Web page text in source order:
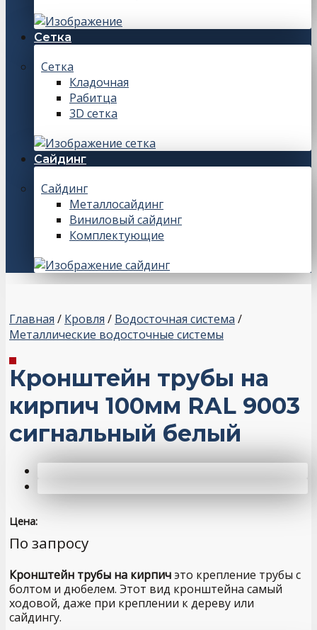
Сетка
Сетка
Кладочная
Рабитца
3D сетка
Сайдинг
Сайдинг
Металлосайдинг
Виниловый сайдинг
Комплектующие
Главная / Кровля / Водосточная система /
Металлические водосточные системы
Кронштейн трубы на
кирпич 100мм RAL 9003
сигнальный белый
Цена:
По запросу
Кронштейн трубы на кирпичэто крепление трубы с
болтом и дюбелем. Этот вид кронштейна самый
ходовой, даже при креплении к дереву или
сайдингу.